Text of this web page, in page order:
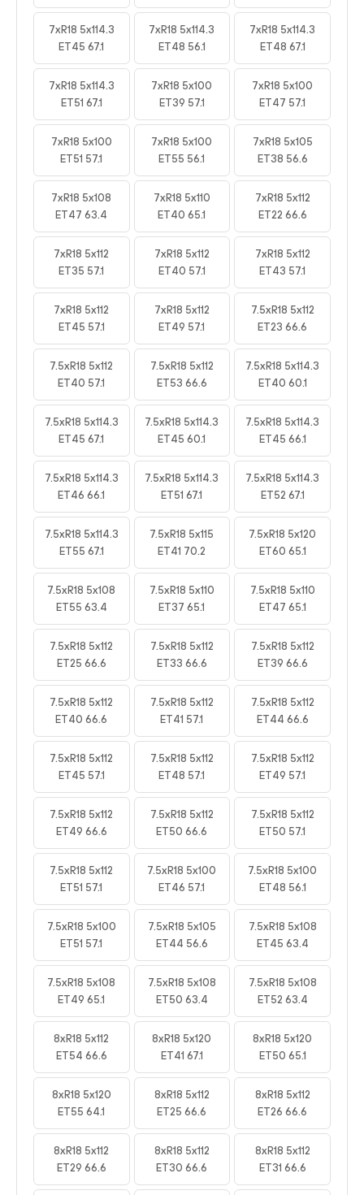
7xR18 5x114.3
ET45 67.1
7xR18 5x114.3
ET48 56.1
7xR18 5x114.3
ET48 67.1
7xR18 5x114.3
ET51 67.1
7xR18 5x100
ET39 57.1
7xR18 5x100
ET47 57.1
7xR18 5x100
ET51 57.1
7xR18 5x100
ET55 56.1
7xR18 5x105
ET38 56.6
7xR18 5x108
ET47 63.4
7xR18 5x110
ET40 65.1
7xR18 5x112
ET22 66.6
7xR18 5x112
ET35 57.1
7xR18 5x112
ET40 57.1
7xR18 5x112
ET43 57.1
7xR18 5x112
ET45 57.1
7xR18 5x112
ET49 57.1
7.5xR18 5x112
ET23 66.6
7.5xR18 5x112
ET40 57.1
7.5xR18 5x112
ET53 66.6
7.5xR18 5x114.3
ET40 60.1
7.5xR18 5x114.3
ET45 67.1
7.5xR18 5x114.3
ET45 60.1
7.5xR18 5x114.3
ET45 66.1
7.5xR18 5x114.3
ET46 66.1
7.5xR18 5x114.3
ET51 67.1
7.5xR18 5x114.3
ET52 67.1
7.5xR18 5x114.3
ET55 67.1
7.5xR18 5x115
ET41 70.2
7.5xR18 5x120
ET60 65.1
7.5xR18 5x108
ET55 63.4
7.5xR18 5x110
ET37 65.1
7.5xR18 5x110
ET47 65.1
7.5xR18 5x112
ET25 66.6
7.5xR18 5x112
ET33 66.6
7.5xR18 5x112
ET39 66.6
7.5xR18 5x112
ET40 66.6
7.5xR18 5x112
ET41 57.1
7.5xR18 5x112
ET44 66.6
7.5xR18 5x112
ET45 57.1
7.5xR18 5x112
ET48 57.1
7.5xR18 5x112
ET49 57.1
7.5xR18 5x112
ET49 66.6
7.5xR18 5x112
ET50 66.6
7.5xR18 5x112
ET50 57.1
7.5xR18 5x112
ET51 57.1
7.5xR18 5x100
ET46 57.1
7.5xR18 5x100
ET48 56.1
7.5xR18 5x100
ET51 57.1
7.5xR18 5x105
ET44 56.6
7.5xR18 5x108
ET45 63.4
7.5xR18 5x108
ET49 65.1
7.5xR18 5x108
ET50 63.4
7.5xR18 5x108
ET52 63.4
8xR18 5x112
ET54 66.6
8xR18 5x120
ET41 67.1
8xR18 5x120
ET50 65.1
8xR18 5x120
ET55 64.1
8xR18 5x112
ET25 66.6
8xR18 5x112
ET26 66.6
8xR18 5x112
ET29 66.6
8xR18 5x112
ET30 66.6
8xR18 5x112
ET31 66.6